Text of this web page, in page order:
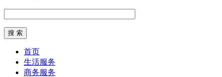
首页
生活服务
商务服务